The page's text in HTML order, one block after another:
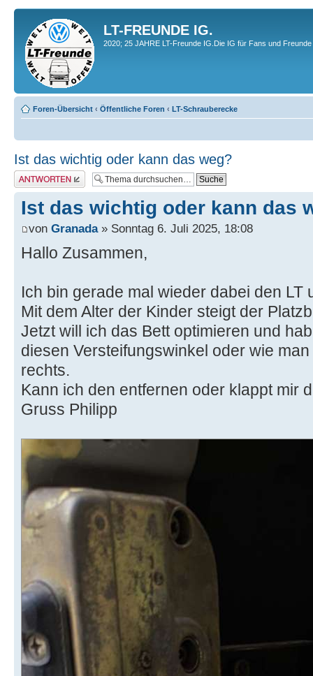
LT-FREUNDE IG.
2020; 25 JAHRE LT-Freunde IG.Die IG für Fans und
Foren-Übersicht ‹ Öffentliche Foren ‹ LT-Schrauberecke
Ist das wichtig oder kann das weg?
Antwort erstellen
Ist das wichtig oder kann das
von Granada» Sonntag 6. Juli 2025, 18:08
Hallo Zusammen,
Ich bin gerade mal wieder dabei den LT
Mit dem Alter der Kinder steigt der
Jetzt will ich das Bett optimieren und
diesen Versteifungswinkel oder wie
rechts.
Kann ich den entfernen oder klappt mir
Gruss Philipp